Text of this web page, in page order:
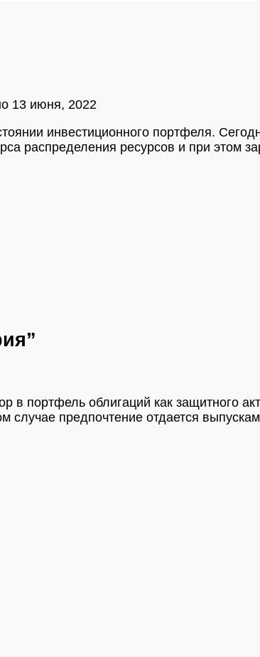
13 июня, 2022
инвестиционного портфеля.
распределения ресурсов и при этом
в портфель облигаций как защитного
предпочтение отдается